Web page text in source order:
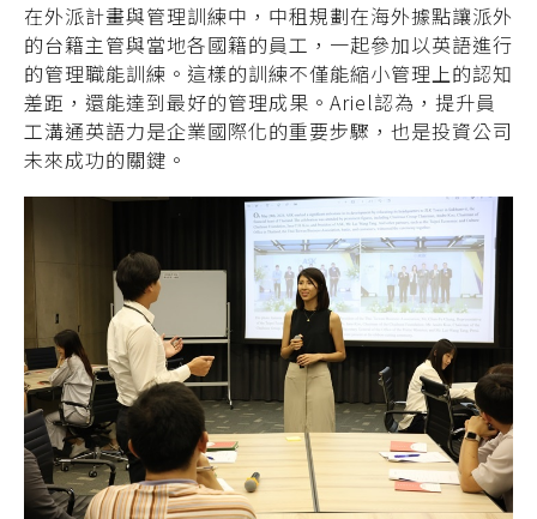
在外派計畫與管理訓練中，中租規劃在海外據點讓派外
的台籍主管與當地各國籍的員工，一起參加以英語進行
的管理職能訓練。這樣的訓練不僅能縮小管理上的認知
差距，還能達到最好的管理成果。Ariel認為，提升員
工溝通英語力是企業國際化的重要步驟，也是投資公司
未來成功的關鍵。